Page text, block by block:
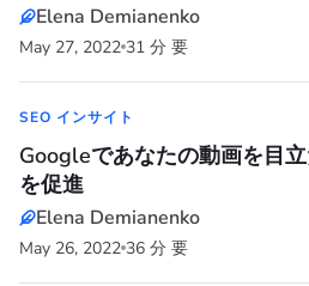
Elena Demianenko
May 27, 2022 31 分 要
SEO インサイト
Googleであなたの動画を目
を促進
Elena Demianenko
May 26, 2022 36 分 要